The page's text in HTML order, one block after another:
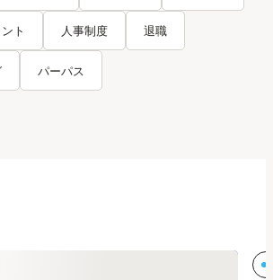
ト 人事制度 退職
パーパス